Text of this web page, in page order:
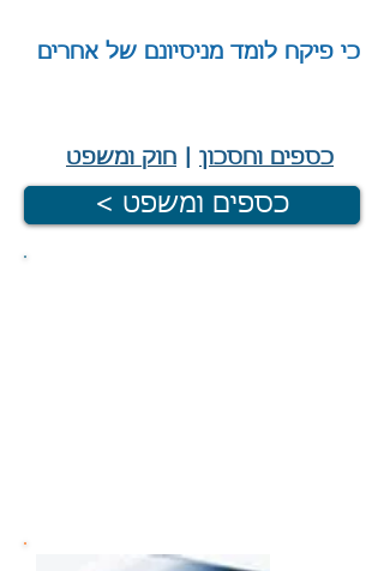
כי פיקח לומד מניסיונם של אחרים
כספים וחסכון חוק ומשפט
< כספים ומשפט